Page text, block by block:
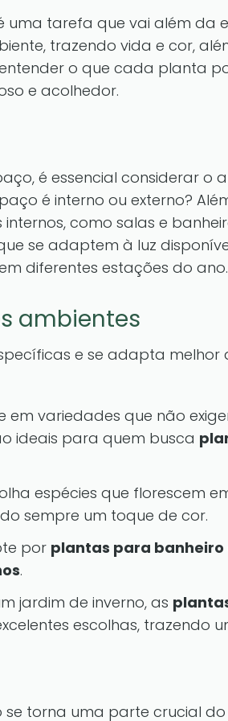
tarefa que vai além da
trazendo vida e cor,
o que cada planta
e acolhedor.
é essencial considerar o
é interno ou externo?
como salas e
se adaptem à luz
diferentes estações do ano.
ambientes
e se adapta melhor
em variedades que não
ideais para quem busca
espécies que florescem
sempre um toque de cor.
por plantas para banheiro
.
jardim de inverno, as
escolhas, trazendo
torna uma parte crucial do